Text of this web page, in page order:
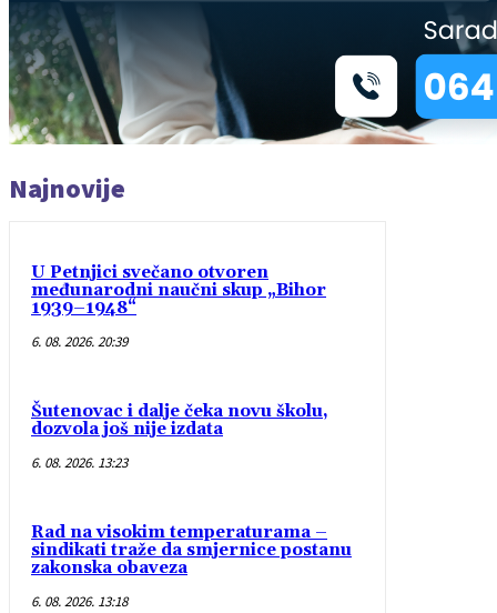
Najnovije
U Petnjici svečano otvoren
međunarodni naučni skup „Bihor
1939–1948“
6. 08. 2026. 20:39
Šutenovac i dalje čeka novu školu,
dozvola još nije izdata
6. 08. 2026. 13:23
Rad na visokim temperaturama –
sindikati traže da smjernice postanu
zakonska obaveza
6. 08. 2026. 13:18